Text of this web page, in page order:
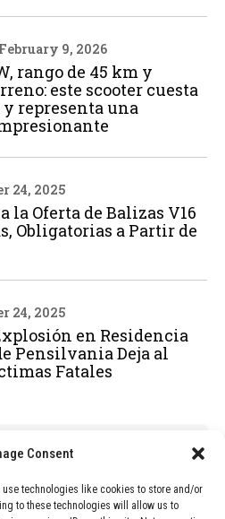
Consent
use technologies like cookies to store and/or
to these technologies will allow us to
February 9, 2026
rango de 45 km y
este scooter cuesta
y representa una
24, 2025
la Oferta de Balizas V16
Obligatorias a Partir de
24, 2025
en Residencia
Pensilvania Deja al
Fatales